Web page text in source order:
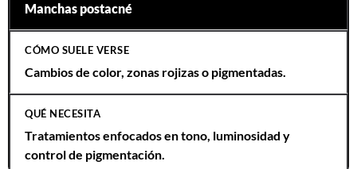
Manchas postacné
Cambios de color, zonas rojizas o pigmentadas.
Tratamientos enfocados en tono, luminosidad y
control de pigmentación.